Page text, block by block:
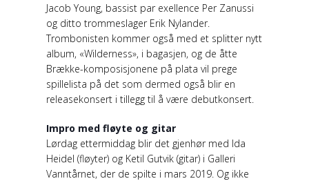
Jacob Young, bassist par exellence Per Zanussi
og ditto trommeslager Erik Nylander.
Trombonisten kommer også med et splitter nytt
album, «Wilderness», i bagasjen, og de åtte
Brække-komposisjonene på plata vil prege
spillelista på det som dermed også blir en
releasekonsert i tillegg til å være debutkonsert.
Impro med fløyte og gitar
Lørdag ettermiddag blir det gjenhør med Ida
Heidel (fløyter) og Ketil Gutvik (gitar) i Galleri
Vanntårnet, der de spilte i mars 2019. Og ikke